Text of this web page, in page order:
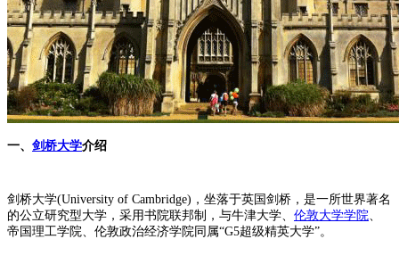
一、 剑桥大学介绍
剑桥大学(University of Cambridge)，坐落于英国剑桥，是一所世界著名
的公立研究型大学，采用书院联邦制，与牛津大学、 伦敦大学学院
帝国理工学院、伦敦政治经济学院同属“G5超级精英大学”。